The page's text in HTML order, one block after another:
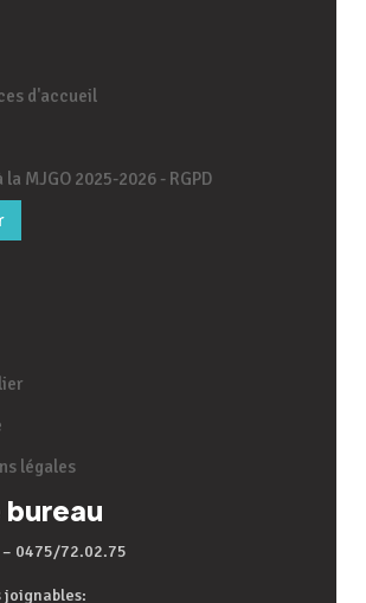
d'accueil
MJGO 2025-2026 - RGPD
légales
bureau
0475/72.02.75
joignables: